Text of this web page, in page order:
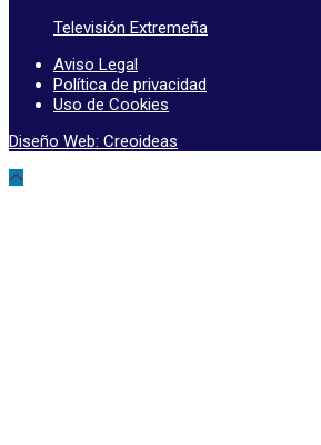
Televisión Extremeña
Aviso Legal
Política de privacidad
Uso de Cookies
Diseño Web: Creoideas